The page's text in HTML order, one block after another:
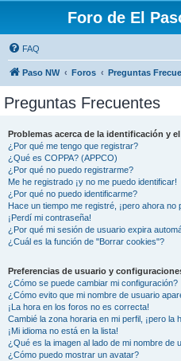
Foro de El
FAQ
Paso NW Foros Preguntas
Preguntas Frecuentes
Problemas acerca de la identificación y
¿Por qué me tengo que registrar?
¿Qué es COPPA? (APPCO)
¿Por qué no puedo registrarme?
Me he registrado ¡y no me puedo identificar!
¿Por qué no puedo identificarme?
Hace un tiempo me registré, ¡pero ahora no
¡Perdí mi contraseña!
¿Por qué mi sesión de usuario expira
¿Cuál es la función de "Borrar cookies"?
Preferencias de usuario y
¿Cómo se puede cambiar mi configuración?
¿Cómo evito que mi nombre de usuario
¡La hora en los foros no es correcta!
Cambié la zona horaria en mi perfil, ¡pero la
¡Mi idioma no está en la lista!
¿Qué es la imagen al lado de mi nombre de
¿Cómo puedo mostrar un avatar?